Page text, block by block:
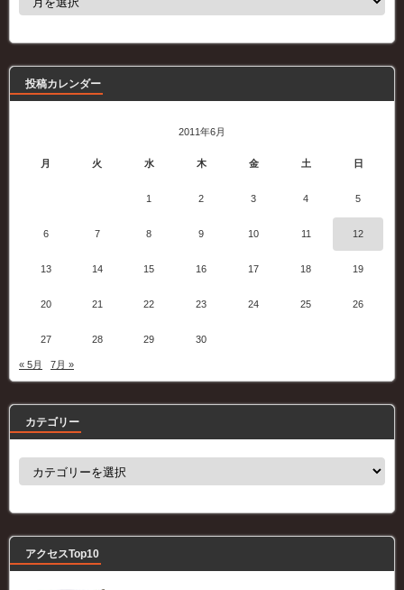
事
投稿カレンダー
2011年6月
月 火 水 木 金 土 日
1 2 3 4 5
6 7 8 9 10 11 12
13 14 15 16 17 18 19
20 21 22 23 24 25 26
27 28 29 30
« 5月 7月 »
カテゴリー
カ
ー
アクセスTop10